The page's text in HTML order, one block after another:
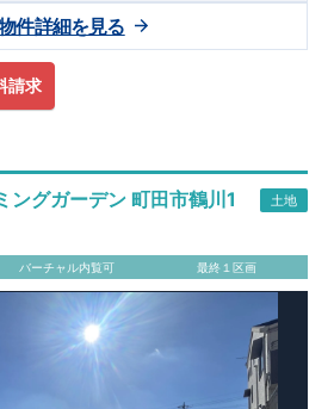
（火・水曜日定休日、年末年始休み）
ん！全棟標準搭載
洗器・宅配ボックス・玄関電子キー・
おります！
詳しく
「いい家を作って、きちんと手
リアした物件だけが認定を受けられる
を受けるためには、国が定めた下記7つ
必要があります。東栄住宅は全棟でク
策③維持管理性④住戸面積⑤省エネル
保全管理
住宅ローン金利優遇、固定資産税の減
にも有利です。
住宅性能評価ダブル
「設計」と「建設」のダブルで性
請求
件詳細を見る
ングガーデン 町田市鶴川1
土地
バーチャル内覧可 最終１区画